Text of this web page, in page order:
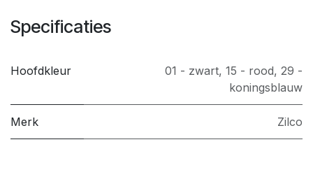
Specificaties
Hoofdkleur 01 - zwart, 15 - rood, 29 -
koningsblauw
Merk Zilco